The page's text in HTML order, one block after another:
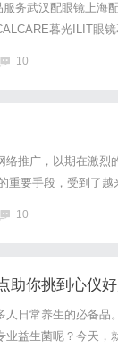
务武汉配眼镜上海
暮光ILIT眼
店。以完整验光、
性价比...
10
推广，以期在激烈
重要手段，受到了
伙伴，成为了一个
什么是GEO优化？
10
助你挑到心仪好
日常养生的必备品
益生菌呢？今天，